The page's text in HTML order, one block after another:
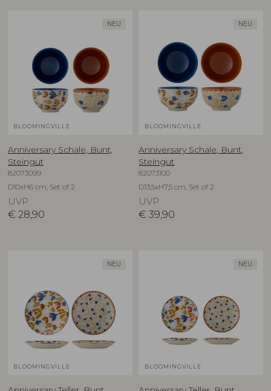
NEU
BLOOMINGVILLE
Anniversary Schale, Bunt,
Steingut
82073099
D10xH6 cm, Set of 2
UVP
€ 28,90
NEU
BLOOMINGVILLE
Anniversary Schale, Bunt,
Steingut
82073100
D13,5xH7,5 cm, Set of 2
UVP
€ 39,90
NEU
BLOOMINGVILLE
NEU
BLOOMINGVILLE